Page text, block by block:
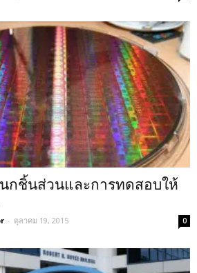
กชิ้นส่วนและการทดสอบให้
- ตุลาคม 19, 2015 0